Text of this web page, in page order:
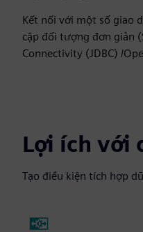
Kết nối với một số giao
cập đối tượng đơn giản
Connectivity (JDBC) /
Lợi ích với
Tạo điều kiện tích hợp